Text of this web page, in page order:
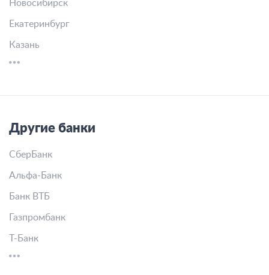
Новосибирск
Екатеринбург
Казань
Другие банки
СберБанк
Альфа-Банк
Банк ВТБ
Газпромбанк
Т-Банк